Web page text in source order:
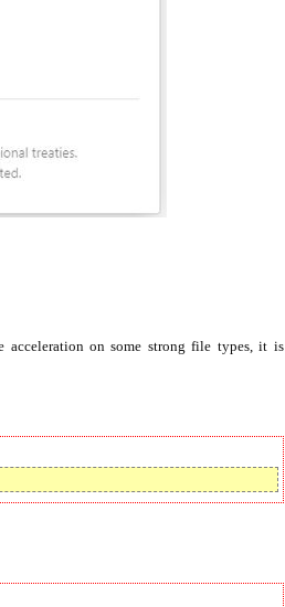
acceleration on some strong file types, it is